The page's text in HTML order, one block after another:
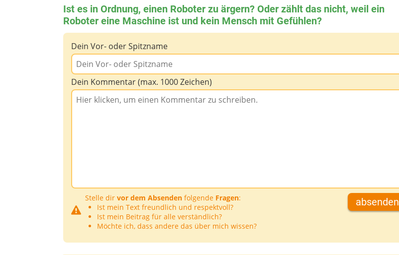
Ist es in Ordnung, einen Roboter zu ärgern? Oder zählt das nicht, weil ein
Roboter eine Maschine ist und kein Mensch mit Gefühlen?
Dein Vor- oder Spitzname
Dein Kommentar (max. 1000 Zeichen)
Stelle dir vor dem Absenden folgende Fragen:
Ist mein Text freundlich und respektvoll?
Ist mein Beitrag für alle verständlich?
Möchte ich, dass andere das über mich wissen?
absenden